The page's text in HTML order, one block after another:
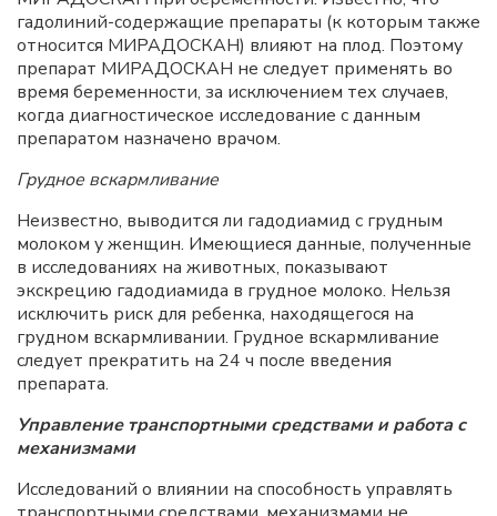
гадолиний-содержащие препараты (к которым также
относится МИРАДОСКАН) влияют на плод. Поэтому
препарат МИРАДОСКАН не следует применять во
время беременности, за исключением тех случаев,
когда диагностическое исследование с данным
препаратом назначено врачом.
Грудное вскармливание
Неизвестно, выводится ли гадодиамид с грудным
молоком у женщин. Имеющиеся данные, полученные
в исследованиях на животных, показывают
экскрецию гадодиамида в грудное молоко. Нельзя
исключить риск для ребенка, находящегося на
грудном вскармливании. Грудное вскармливание
следует прекратить на 24 ч после введения
препарата.
Управление транспортными средствами и работа с
механизмами
Исследований о влиянии на способность управлять